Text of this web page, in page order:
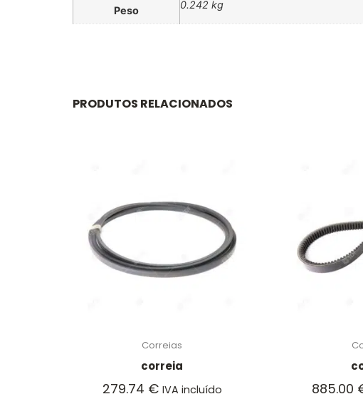
Peso 0.242 kg
PRODUTOS RELACIONADOS
Correias
correia
279.74 € IVA incluído 885.00